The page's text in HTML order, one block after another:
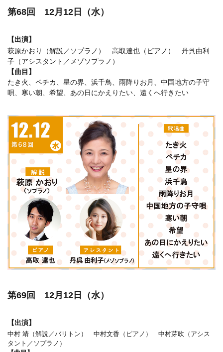
第68回 12月12日（水）
【出演】
萩原かおり（解説／ソプラノ） 高取達也（ピアノ） 丹呉由利
子（アシスタント／メゾソプラノ）
【曲目】
たき火、ペチカ、星の界、浜千鳥、雨降りお月、中国地方の子守
唄、寒い朝、希望、あの日にかえりたい、遠くへ行きたい
第69回 12月12日（水）
【出演】
中村 靖（解説／バリトン） 中村文香（ピアノ） 中村芽吹（アシス
タント／ソプラノ）